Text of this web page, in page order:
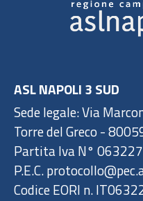
ASL NAPOLI 3 SUD
Sede legale: Via
Torre del Greco -
Partita Iva N°
P.E.C.
Codice EORI n.